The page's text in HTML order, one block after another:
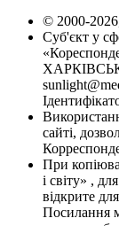
© 2000-
Суб'єкт у
сайті,
При
і світу» ,
відкрите
Посилання